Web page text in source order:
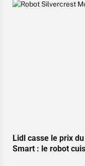
Lidl casse le prix
Smart : le robot